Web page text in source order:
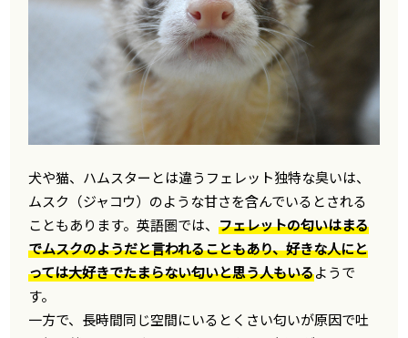
犬や猫、ハムスターとは違うフェレット独特な臭いは、
ムスク（ジャコウ）のような甘さを含んでいるとされる
こともあります。英語圏では、フェレットの匂いはまる
でムスクのようだと言われることもあり、好きな人にと
っては大好きでたまらない匂いと思う人もいるようで
す。
一方で、長時間同じ空間にいるとくさい匂いが原因で吐